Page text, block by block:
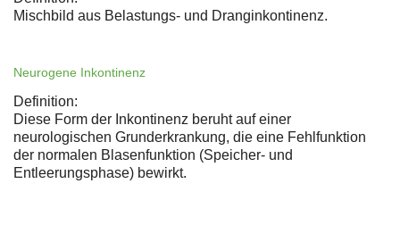
Mischbild aus Belastungs- und Dranginkontinenz.
Neurogene Inkontinenz
Definition:
Diese Form der Inkontinenz beruht auf einer
neurologischen Grunderkrankung, die eine Fehlfunktion
der normalen Blasenfunktion (Speicher- und
Entleerungsphase) bewirkt.